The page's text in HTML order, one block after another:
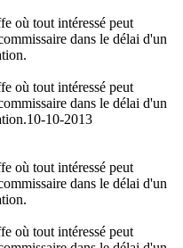
où tout intéressé peut
dans le délai d'un
où tout intéressé peut
dans le délai d'un
10-10-2013
où tout intéressé peut
dans le délai d'un
où tout intéressé peut